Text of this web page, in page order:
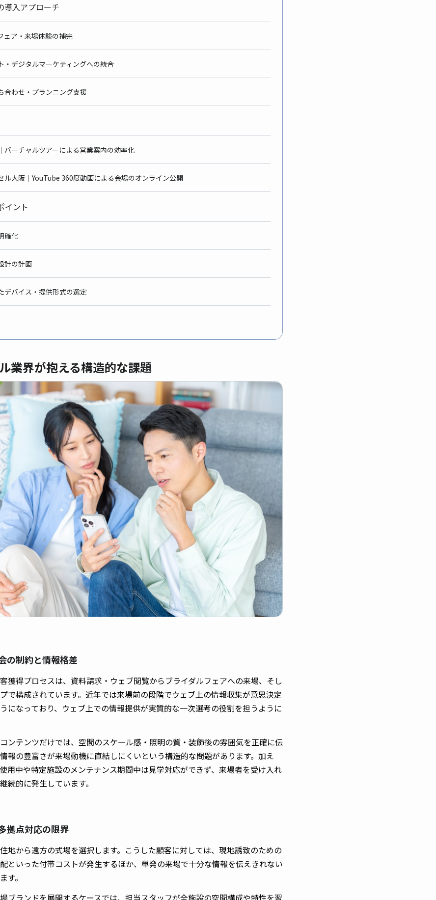
導入アプローチ
ェア・来場体験の補完
・デジタルマーケティングへの統合
合わせ・プランニング支援
バーチャルツアーによる営業案内の効率化
ル大阪｜YouTube 360度動画による会場のオンライン公開
イント
確化
計の計画
デバイス・提供形式の選定
業界が抱える構造的な課題
の制約と情報格差
獲得プロセスは、資料請求・ウェブ閲覧からブライダルフェアへの来場、そし
で構成されています。近年では来場前の段階でウェブ上の情報収集が意思決定
になっており、ウェブ上での情報提供が実質的な一次選考の役割を担うように
ンテンツだけでは、空間のスケール感・照明の質・装飾後の雰囲気を正確に伝
報の豊富さが来場動機に直結しにくいという構造的な問題があります。加え
用中や特定施設のメンテナンス期間中は見学対応ができず、来場者を受け入れ
続的に発生しています。
拠点対応の限界
地から遠方の式場を選択します。こうした顧客に対しては、現地誘致のための
といった付帯コストが発生するほか、単発の来場で十分な情報を伝えきれない
す。
ブランドを展開するケースでは、担当スタッフが全施設の空間構成や特性を習